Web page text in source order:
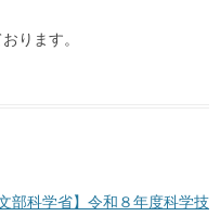
ります。
文部科学省】令和８年度科学技